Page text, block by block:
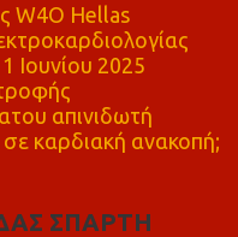
W4O Hellas
Ιουνίου 2025
απινιδωτή
καρδιακή ανακοπή;
ΣΠΑΡΤΗ